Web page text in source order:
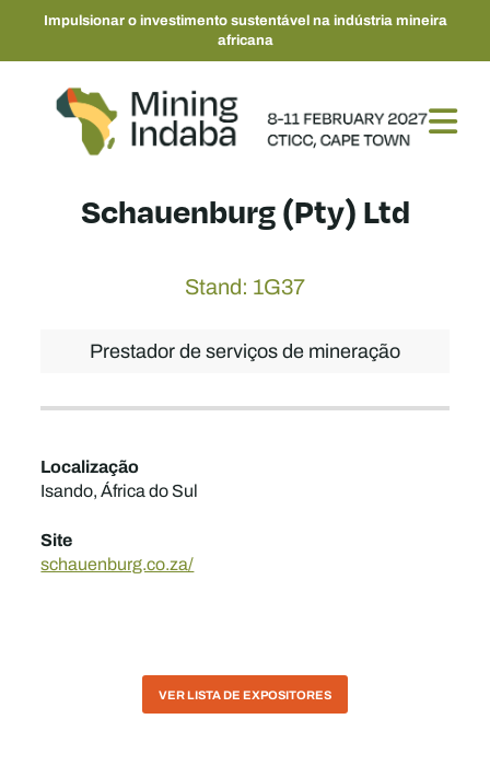
Impulsionar o investimento sustentável na indústria mineira
africana
Schauenburg (Pty) Ltd
Stand: 1G37
Prestador de serviços de mineração
Localização
Isando, África do Sul
Site
schauenburg.co.za/
VER LISTA DE EXPOSITORES